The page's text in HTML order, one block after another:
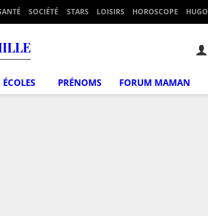
SOCIÉTÉ STARS LOISIRS HOROSCOPE HUGO
ÉCOLES PRÉNOMS FORUM MAMAN